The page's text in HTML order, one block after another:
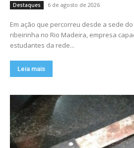
Destaques 6 de agosto de 2026
Em ação que percorreu desde a sede
ribeirinha no Rio Madeira, empresa
estudantes da rede...
Leia mais